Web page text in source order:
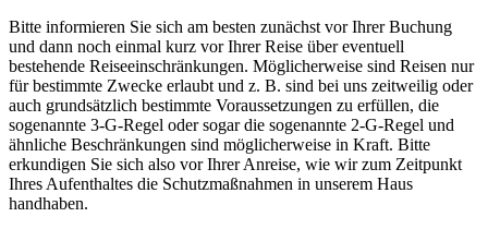
Bitte informieren Sie sich am besten zunächst vor Ihrer Buchung
und dann noch einmal kurz vor Ihrer Reise über eventuell
bestehende Reiseeinschränkungen. Möglicherweise sind Reisen nur
für bestimmte Zwecke erlaubt und z. B. sind bei uns zeitweilig oder
auch grundsätzlich bestimmte Voraussetzungen zu erfüllen, die
sogenannte 3-G-Regel oder sogar die sogenannte 2-G-Regel und
ähnliche Beschränkungen sind möglicherweise in Kraft. Bitte
erkundigen Sie sich also vor Ihrer Anreise, wie wir zum Zeitpunkt
Ihres Aufenthaltes die Schutzmaßnahmen in unserem Haus
handhaben.